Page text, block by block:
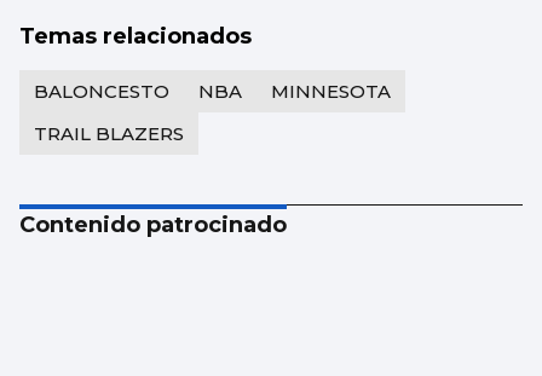
Temas relacionados
BALONCESTO NBA
MINNESOTA
TRAIL BLAZERS
Contenido patrocinado